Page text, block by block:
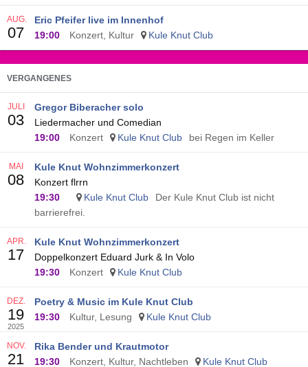
Eric Pfeifer live im Innenhof
19:00
Konzert, Kultur Kule Knut Club
AUG.
07
VERGANGENES
Gregor Biberacher solo
Liedermacher und Comedian
19:00
Konzert Kule Knut Club bei Regen im Keller
JULI
03
Kule Knut Wohnzimmerkonzert
Konzert flrrn
19:30
Kule Knut Club
Der Kule Knut Club ist nicht
barrierefrei.
MAI
08
Kule Knut Wohnzimmerkonzert
Doppelkonzert Eduard Jurk & In Volo
19:30
Konzert Kule Knut Club
APR.
17
Poetry & Music im Kule Knut Club
19:30
Kultur, Lesung Kule Knut Club
DEZ.
19
2025
Rika Bender und Krautmotor
19:30
Konzert, Kultur, Nachtleben Kule Knut Club
NOV.
21